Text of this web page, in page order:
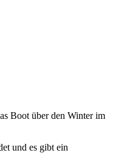
Boot über den Winter im
und es gibt ein